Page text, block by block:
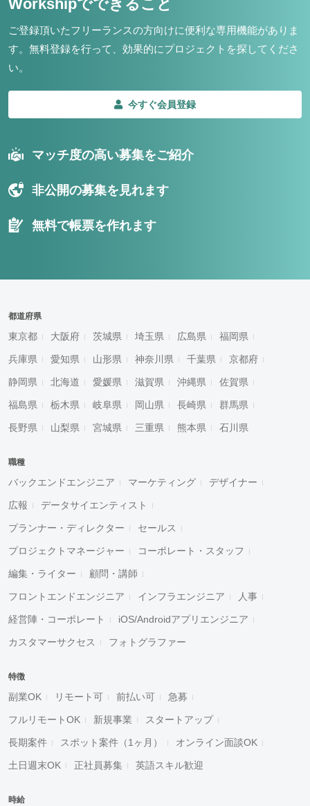
Workshipでできること
ご登録頂いたフリーランスの方向けに便利な専用機能がありま
す。 無料登録を行って、効果的にプロジェクトを探してくださ
い。
今すぐ会員登録
マッチ度の高い募集をご紹介
非公開の募集を見れます
無料で帳票を作れます
都道府県
東京都 大阪府 茨城県 埼玉県 広島県 福岡県
兵庫県 愛知県 山形県 神奈川県 千葉県 京都府
静岡県 北海道 愛媛県 滋賀県 沖縄県 佐賀県
福島県 栃木県 岐阜県 岡山県 長崎県 群馬県
長野県 山梨県 宮城県 三重県 熊本県 石川県
職種
バックエンドエンジニア マーケティング デザイナー
広報 データサイエンティスト
プランナー・ディレクター セールス
プロジェクトマネージャー コーポレート・スタッフ
編集・ライター 顧問・講師
フロントエンドエンジニア インフラエンジニア 人事
経営陣・コーポレート iOS/Androidアプリエンジニア
カスタマーサクセス フォトグラファー
特徴
副業OK リモート可 前払い可 急募
フルリモートOK 新規事業 スタートアップ
長期案件 スポット案件（1ヶ月） オンライン面談OK
土日週末OK 正社員募集 英語スキル歓迎
時給